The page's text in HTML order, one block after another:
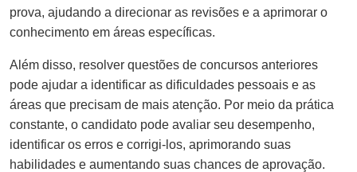
prova, ajudando a direcionar as revisões e a aprimorar o
conhecimento em áreas específicas.
Além disso, resolver questões de concursos anteriores
pode ajudar a identificar as dificuldades pessoais e as
áreas que precisam de mais atenção. Por meio da prática
constante, o candidato pode avaliar seu desempenho,
identificar os erros e corrigi-los, aprimorando suas
habilidades e aumentando suas chances de aprovação.